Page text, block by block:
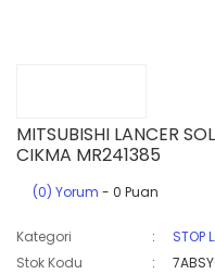
MITSUBISHI LANCER
CIKMA MR241385
(0) Yorum - 0 Puan
Kategori
STOP
Stok Kodu